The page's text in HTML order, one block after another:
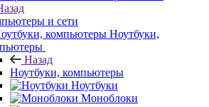
и сети
Ноутбуки,
Назад
Ноутбуки, компьютеры
Ноутбуки
Моноблоки